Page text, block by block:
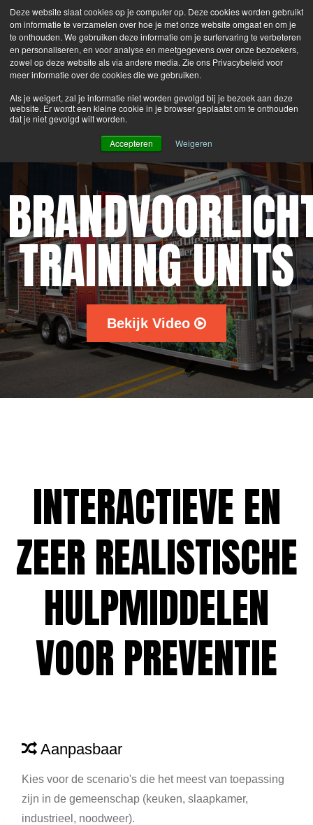
Deze website slaat cookies op je computer op. Deze cookies worden gebruikt
om informatie te verzamelen over hoe je met onze website omgaat en om je
te onthouden. We gebruiken deze informatie om je surfervaring te verbeteren
en personaliseren, en voor analyse en meetgegevens over onze bezoekers,
zowel op deze website als via andere media. Zie ons Privacybeleid voor
meer informatie over de cookies die we gebruiken.
Als je weigert, zal je informatie niet worden gevolgd bij je bezoek aan deze
website. Er wordt een kleine cookie in je browser geplaatst om te onthouden
dat je niet gevolgd wilt worden.
Accepteren Weigeren
Search Login Contacteer Ons
MENU
Latest News:Bullex ®is now part of the Lion Group.
TRAINING UNITS
Bekijk Video
INTERACTIEVE EN
ZEER REALISTISCHE
HULPMIDDELEN
VOOR PREVENTIE
Aanpasbaar
Kies voor de scenario's die het meest van toepassing
zijn in de gemeenschap (keuken, slaapkamer,
industrieel, noodweer).